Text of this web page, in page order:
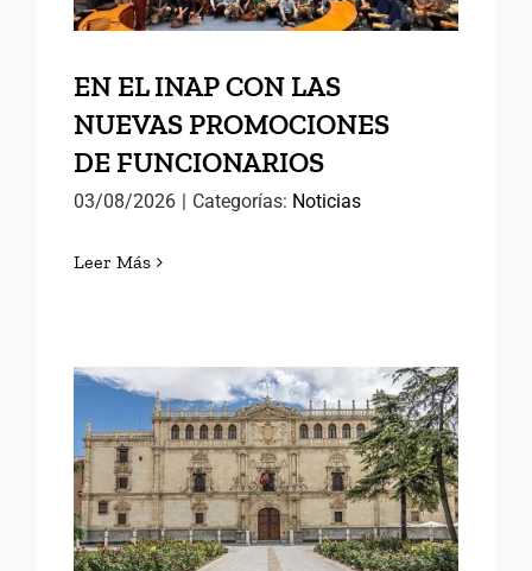
EN EL INAP CON LAS
NUEVAS PROMOCIONES
DE FUNCIONARIOS
03/08/2026 | Categorías: Noticias
Leer Más
MEMORIAS DE ALCALÁ (II)